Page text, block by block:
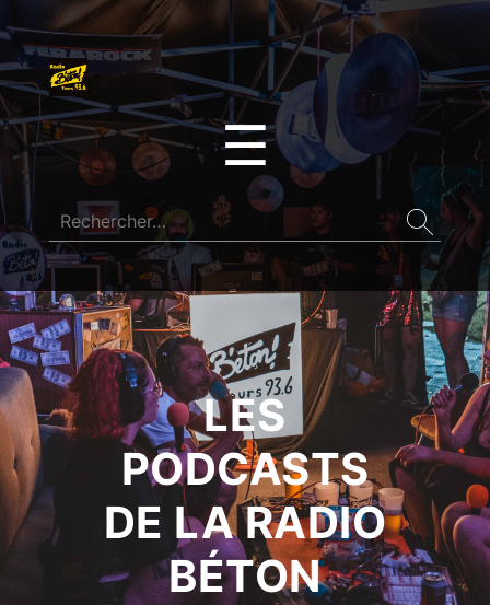
☰
LES
PODCASTS
DE LA RADIO
BÉTON